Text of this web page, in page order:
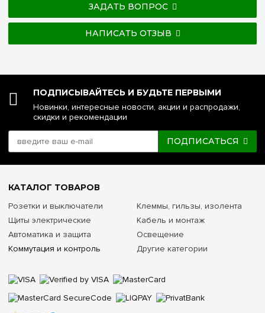
ЗАДАТЬ ВОПРОС
НАПИСАТЬ ОТЗЫВ
ПОДПИСЫВАЙТЕСЬ И БУДЬТЕ ПЕРВЫМИ
Новинки, интересные новости, акции и распродажи,
скидки и рекомендации
ПОДПИСАТЬСЯ
КАТАЛОГ ТОВАРОВ
Розетки и выключатели
Щиты электрические
Автоматика и защита
Коммутация и контроль
Клеммы, гильзы, изолента
Кабель и монтаж
Освещение
Другие категории